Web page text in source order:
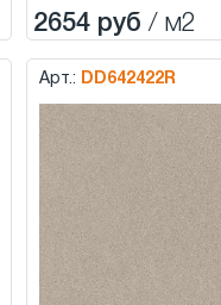
2654 руб / м2
Арт.: DD642422R